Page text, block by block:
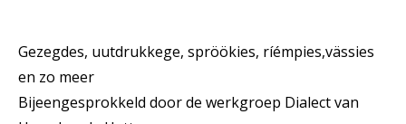
Gezegdes, uutdrukkege, spröökies, ríémpies,vässies
en zo meer
Bijeengesprokkeld door de werkgroep Dialect van